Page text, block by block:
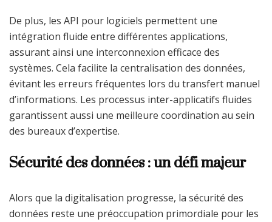
De plus, les API pour logiciels permettent une
intégration fluide entre différentes applications,
assurant ainsi une interconnexion efficace des
systèmes. Cela facilite la centralisation des données,
évitant les erreurs fréquentes lors du transfert manuel
d’informations. Les processus inter-applicatifs fluides
garantissent aussi une meilleure coordination au sein
des bureaux d’expertise.
Sécurité des données : un défi majeur
Alors que la digitalisation progresse, la sécurité des
données reste une préoccupation primordiale pour les